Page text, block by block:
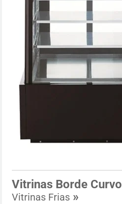
Vitrinas Borde Curvo
Vitrinas Frias »